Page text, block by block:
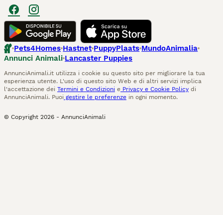
Pets4Homes Hastnet PuppyPlaats MundoAnimalia
Annunci Animali Lancaster Puppies
AnnunciAnimali.it utilizza i cookie su questo sito per migliorare la tua
esperienza utente. L'uso di questo sito Web e di altri servizi implica
l'accettazione dei Termini e Condizioni e Privacy e Cookie Policy di
AnnunciAnimali. Puoi gestire le preferenze in ogni momento.
© Copyright 2026 - AnnunciAnimali